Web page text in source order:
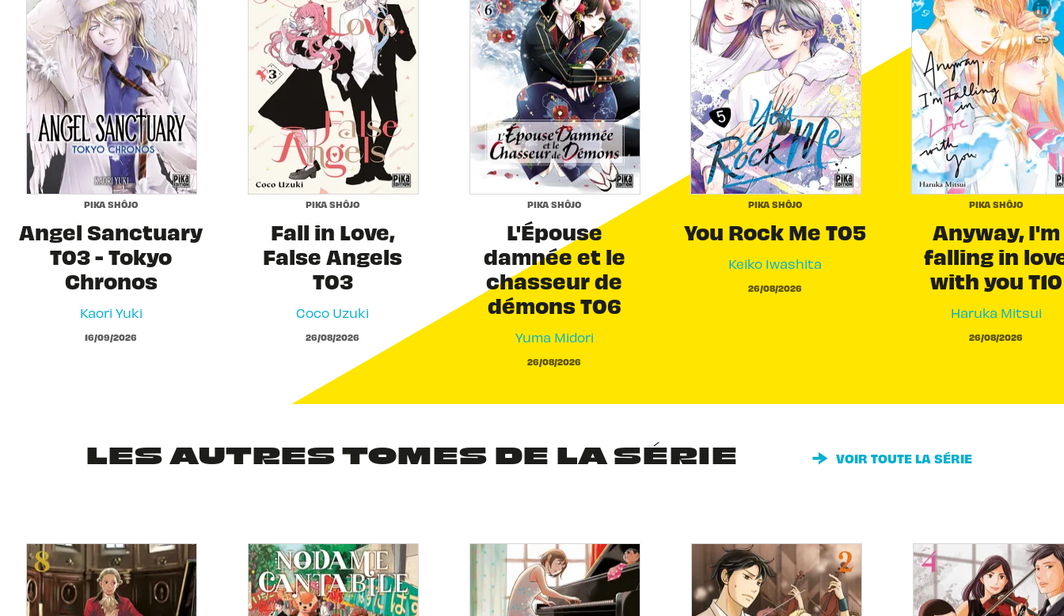
PIKA SHÔJO
Angel Sanctuary
T03 - Tokyo
Chronos
Kaori Yuki
16/09/2026
PIKA SHÔJO
Fall in Love,
False Angels
T03
Coco Uzuki
26/08/2026
PIKA SHÔJO
L'Épouse
damnée et le
chasseur de
démons T06
Yuma Midori
26/08/2026
PIKA SHÔJO
You Rock Me T05
Keiko Iwashita
26/08/2026
PIKA SHÔJO
Anyway, I'm
falling in
with you T10
Haruka Mitsui
26/08/2026
LES AUTRES TOMES DE LA SÉRIE VOIR TOUTE LA SÉRIE
link